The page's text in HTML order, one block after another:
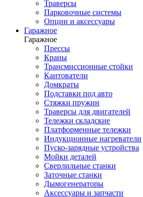
Траверсы
Парковочные системы
Опции и аксессуары
Гаражное
Гаражное
Прессы
Краны
Трансмиссионные стойки
Кантователи
Домкраты
Подставки под авто
Стяжки пружин
Траверсы для двигателей
Тележки складские
Платформенные тележки
Индукционные нагреватели
Пуско-зарядные устройства
Мойки деталей
Сверлильные станки
Заточные станки
Дымогенераторы
Аксессуары и запчасти